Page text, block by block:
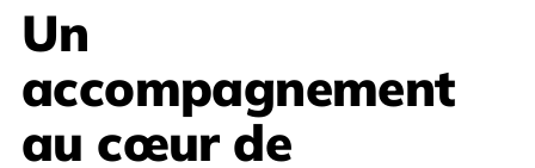
Un
accompagnement
au cœur de